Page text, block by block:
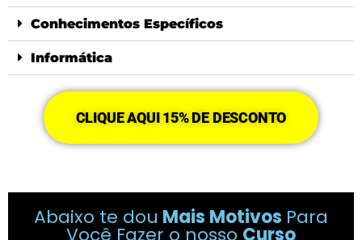
Conhecimentos Específicos
Informática
CLIQUE AQUI 15% DE DESCONTO
Abaixo te dou Mais Motivos Para